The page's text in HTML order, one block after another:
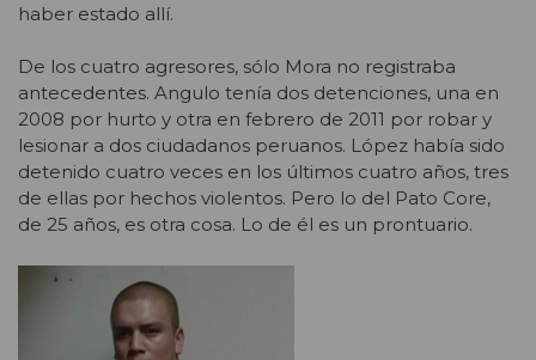
haber estado allí.
De los cuatro agresores, sólo Mora no registraba
antecedentes. Angulo tenía dos detenciones, una en
2008 por hurto y otra en febrero de 2011 por robar y
lesionar a dos ciudadanos peruanos. López había sido
detenido cuatro veces en los últimos cuatro años, tres
de ellas por hechos violentos. Pero lo del Pato Core,
de 25 años, es otra cosa. Lo de él es un prontuario.